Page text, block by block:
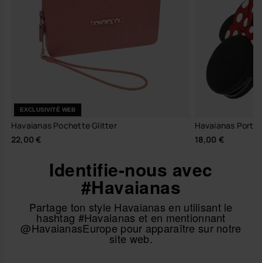
EXCLUSIVITÉ WEB
Havaianas Pochette Glitter
22,00 €
Havaianas Porte
18,00 €
Identifie-nous avec
#Havaianas
Partage ton style Havaianas en utilisant le
hashtag #Havaianas et en mentionnant
@HavaianasEurope pour apparaître sur notre
site web.